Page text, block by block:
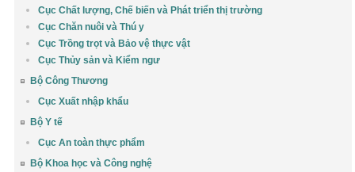
Cục Chất lượng, Chế biến và Phát triển thị trường
Cục Chăn nuôi và Thú y
Cục Trồng trọt và Bảo vệ thực vật
Cục Thủy sản và Kiểm ngư
Bộ Công Thương
Cục Xuất nhập khẩu
Bộ Y tế
Cục An toàn thực phẩm
Bộ Khoa học và Công nghệ